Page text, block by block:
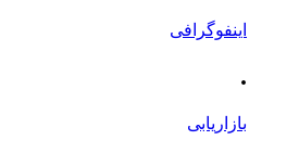
اینفوگرافی
.
بازاریابی